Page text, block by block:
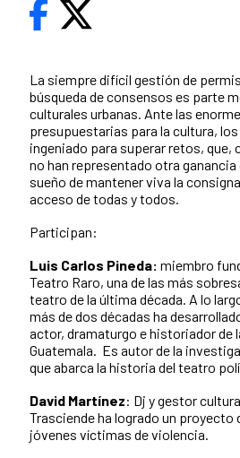
La siempre difícil gestión de
búsqueda de consensos es parte
culturales urbanas. Ante las
presupuestarias para la cultura,
ingeniado para superar retos, que,
no han representado otra ganancia
sueño de mantener viva la
acceso de todas y todos.
Participan:
Luis Carlos Pineda: miembro
Teatro Raro, una de las más
teatro de la última década. A lo
más de dos décadas ha
actor, dramaturgo e historiador de
Guatemala. Es autor de la
que abarca la historia del teatro
David Martínez: Dj y gestor
Trasciende ha logrado un proyecto
jóvenes víctimas de violencia.